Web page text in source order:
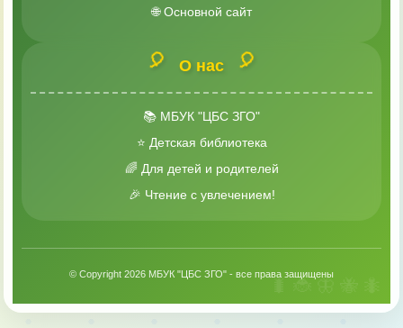
🌐 Основной сайт
🎈 О нас 🎈
📚 МБУК "ЦБС ЗГО"
⭐ Детская библиотека
🌈 Для детей и родителей
🎉 Чтение с увлечением!
© Copyright 2026 МБУК "ЦБС ЗГО" - все права защищены